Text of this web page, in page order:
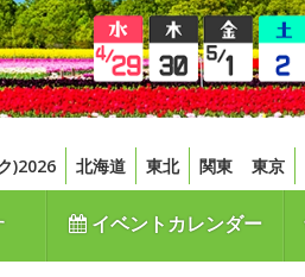
)2026 北海道 東北 関東 東京
イベントカレンダー